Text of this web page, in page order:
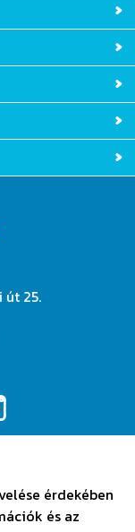
út 25.
érdekében
és az